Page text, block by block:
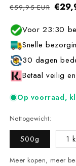
Normale
€59,95 EUR
Voor 23:30
Snelle
30 dagen
Betaal veilig
Op voorraad,
Nettogewicht:
500g 1
Meer kopen, meer